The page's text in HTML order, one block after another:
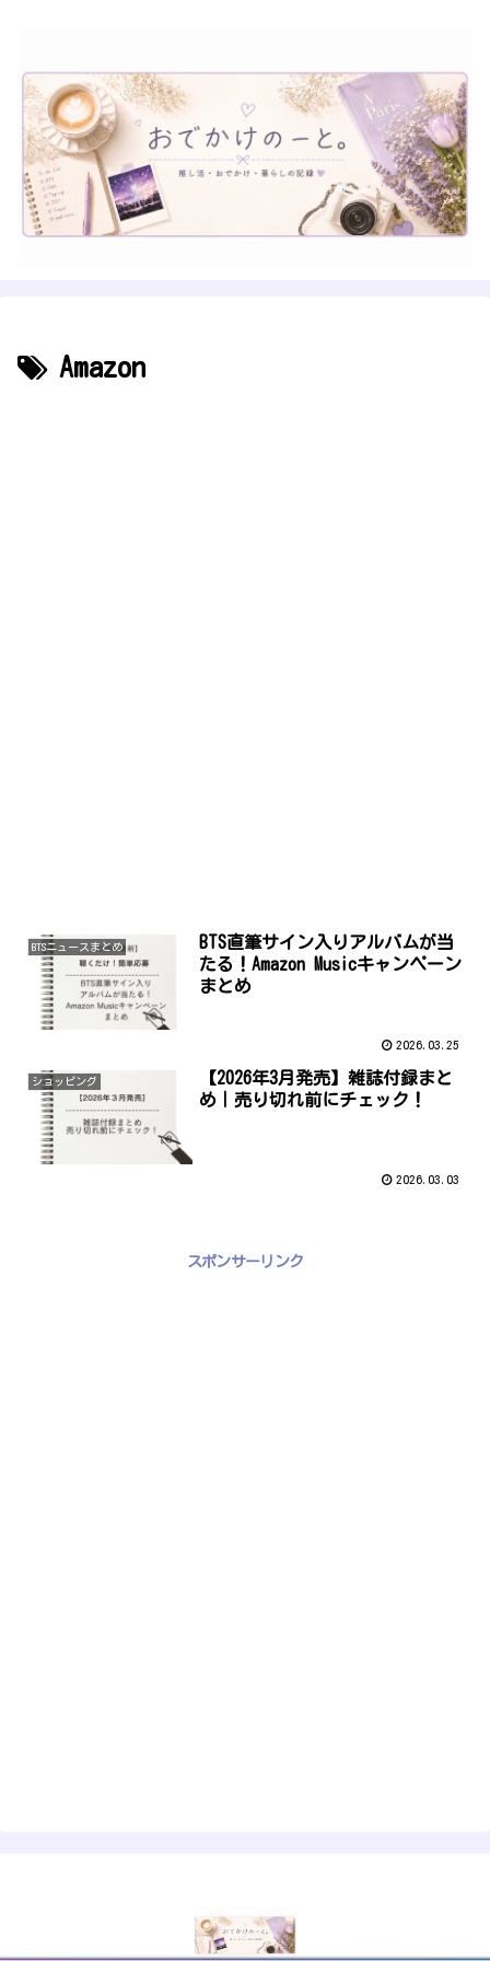
Amazon
BTSニュースまとめ
BTS直筆サイン入りアルバムが当
たる！Amazon Musicキャンペーン
まとめ
2026.03.25
ショッピング
【2026年3月発売】雑誌付録まと
め｜売り切れ前にチェック！
2026.03.03
スポンサーリンク